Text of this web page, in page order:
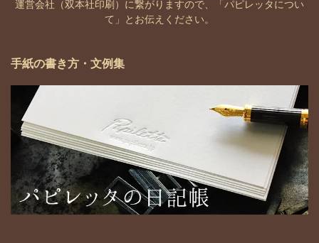
運営会社（双本社印刷）に繋がりますので、「パピレッタについ
て」とお伝えください。
手紙の書き方・文例集